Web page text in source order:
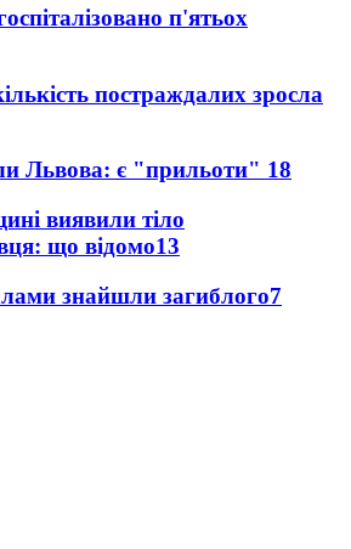
п'ятьох
постраждалих зросла
Львова: є "прильоти" 18
виявили тіло
що відомо13
знайшли загиблого7